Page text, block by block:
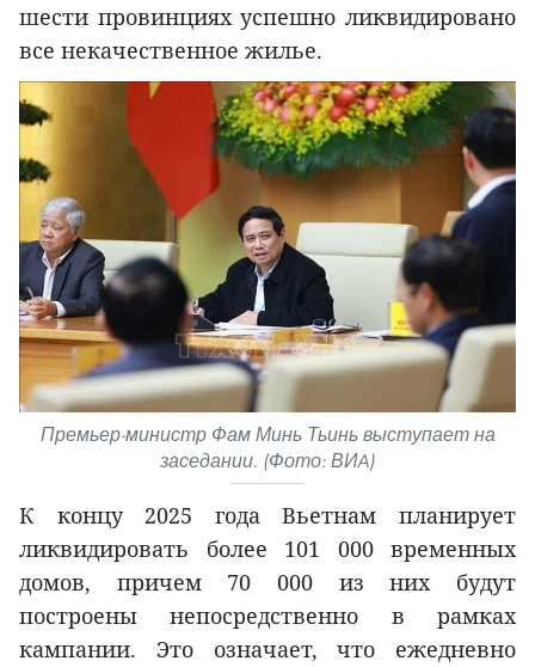
шести провинциях успешно ликвидировано
все некачественное жилье.
Премьер-министр Фам Минь Тьинь выступает на
заседании. (Фото: ВИA)
К концу 2025 года Вьетнам планирует
ликвидировать более 101 000 временных
домов, причем 70 000 из них будут
построены непосредственно в рамках
кампании. Это означает, что ежедневно